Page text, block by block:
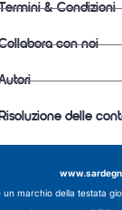
& Condizioni
con noi
Risoluzione delle
un marchio della testata